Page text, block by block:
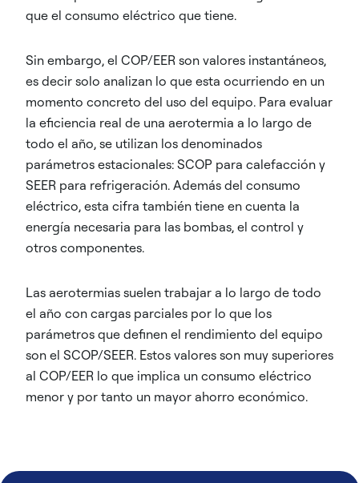
que el consumo eléctrico que tiene.
Sin embargo, el COP/EER son valores instantáneos,
es decir solo analizan lo que esta ocurriendo en un
momento concreto del uso del equipo. Para evaluar
la eficiencia real de una aerotermia a lo largo de
todo el año, se utilizan los denominados
parámetros estacionales: SCOP para calefacción y
SEER para refrigeración. Además del consumo
eléctrico, esta cifra también tiene en cuenta la
energía necesaria para las bombas, el control y
otros componentes.
Las aerotermias suelen trabajar a lo largo de todo
el año con cargas parciales por lo que los
parámetros que definen el rendimiento del equipo
son el SCOP/SEER. Estos valores son muy superiores
al COP/EER lo que implica un consumo eléctrico
menor y por tanto un mayor ahorro económico.